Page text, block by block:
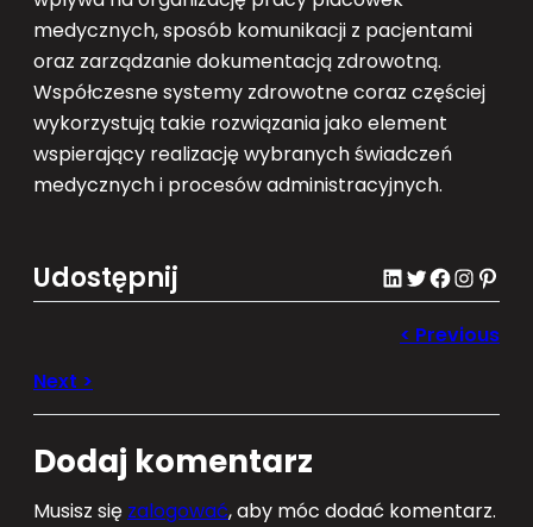
medycznych, sposób komunikacji z pacjentami
oraz zarządzanie dokumentacją zdrowotną.
Współczesne systemy zdrowotne coraz częściej
wykorzystują takie rozwiązania jako element
wspierający realizację wybranych świadczeń
medycznych i procesów administracyjnych.
Udostępnij LinkedIn Twitter Facebook Instagram Pinterest
Dodaj komentarz
Musisz się zalogować, aby móc dodać komentarz.